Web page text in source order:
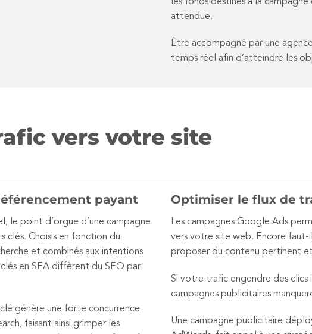
attendue.
Être accompagné par une
temps réel afin d’atteindre les
vers votre site
payant
le point d’orgue d’une campagne
clés. Choisis en fonction du
et combinés aux intentions
en SEA diffèrent du SEO par
génère une forte concurrence
faisant ainsi grimper les
Optimiser le flux de
Les campagnes Google Ads
vers votre site web. Encore
proposer du contenu pertinent
Si votre trafic engendre des clics
campagnes publicitaires
Une campagne publicitaire